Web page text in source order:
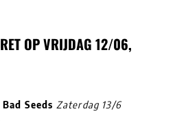
OP VRIJDAG 12/06,
Seeds Zaterdag 13/6